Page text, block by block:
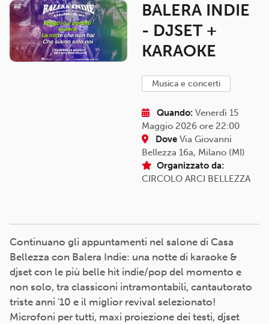
BALERA INDIE
- DJSET +
KARAOKE
musica e concerti
Quando: Venerdì 15
Maggio 2026 ore 22:00
Dove Via Giovanni
Bellezza 16a, Milano (MI)
Organizzato da:
CIRCOLO ARCI BELLEZZA
Continuano gli appuntamenti nel salone di Casa
Bellezza con Balera Indie: una notte di karaoke &
djset con le più belle hit indie/pop del momento e
non solo, tra classiconi intramontabili, cantautorato
triste anni '10 e il miglior revival selezionato!
Microfoni per tutti, maxi proiezione dei testi, djset